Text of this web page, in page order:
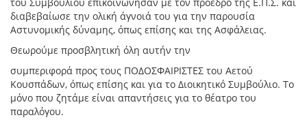
διαβεβαίωσε την ολική άγνοιά του για την παρουσία
Αστυνομικής δύναμης, όπως επίσης και της Ασφάλειας.
Θεωρούμε προσβλητική όλη αυτήν την
συμπεριφορά προς τους ΠΟΔΟΣΦΑΙΡΙΣΤΕΣ του Αετού
Κουσπάδων, όπως επίσης και για το Διοικητικό Συμβούλιο. Το
μόνο που ζητάμε είναι απαντήσεις για το θέατρο του
παραλόγου.